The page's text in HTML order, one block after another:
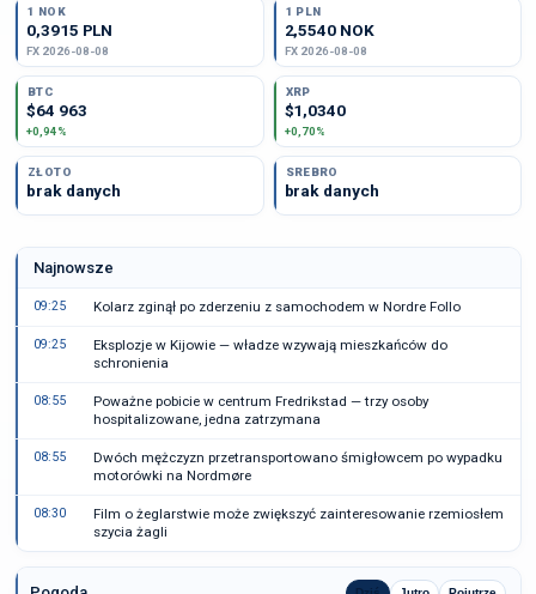
1 NOK
0,3915 PLN
FX 2026-08-08
1 PLN
2,5540 NOK
FX 2026-08-08
BTC
$64 963
+0,94%
XRP
$1,0340
+0,70%
ZŁOTO
brak danych
SREBRO
brak danych
Najnowsze
09:25 Kolarz zginął po zderzeniu z samochodem w Nordre Follo
09:25
Eksplozje w Kijowie — władze wzywają mieszkańców do
schronienia
08:55
Poważne pobicie w centrum Fredrikstad — trzy osoby
hospitalizowane, jedna zatrzymana
08:55
Dwóch mężczyzn przetransportowano śmigłowcem po wypadku
motorówki na Nordmøre
08:30
Film o żeglarstwie może zwiększyć zainteresowanie rzemiosłem
szycia żagli